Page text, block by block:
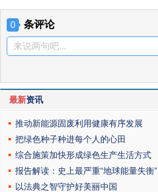
0 条评论
来说两句吧...
最新资讯
推动新能源固废利用健康有序发展
把绿色种子种进每个人的心田
综合施策加快形成绿色生产生活方式
报告解读：史上最严重“地球能量失衡”
以法典之智守护好美丽中国